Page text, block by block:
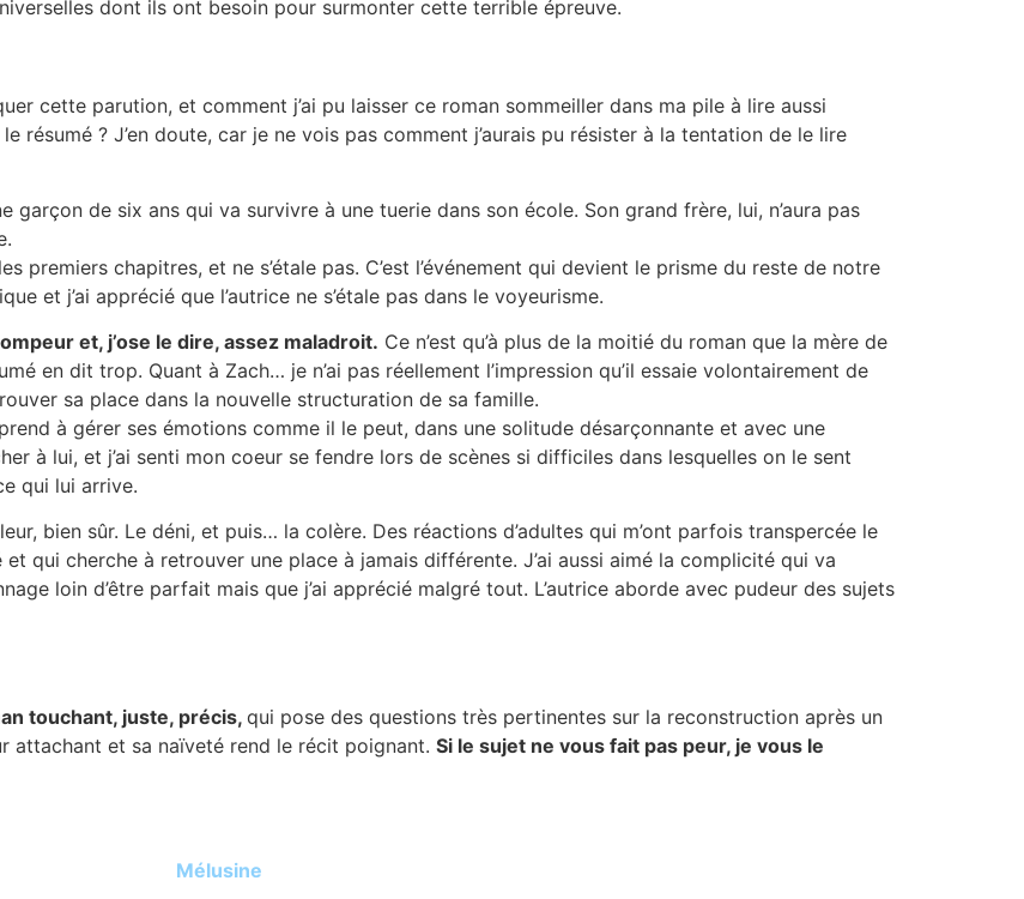
dont ils ont besoin pour surmonter cette terrible épreuve.
cette parution, et comment j’ai pu laisser ce roman sommeiller dans ma pile à lire aussi
résumé ? J’en doute, car je ne vois pas comment j’aurais pu résister à la tentation de le lire
garçon de six ans qui va survivre à une tuerie dans son école. Son grand frère, lui, n’aura pas
premiers chapitres, et ne s’étale pas. C’est l’événement qui devient le prisme du reste de notre
et j’ai apprécié que l’autrice ne s’étale pas dans le voyeurisme.
et, j’ose le dire, assez maladroit. Ce n’est qu’à plus de la moitié du roman que la mère de
en dit trop. Quant à Zach… je n’ai pas réellement l’impression qu’il essaie volontairement de
sa place dans la nouvelle structuration de sa famille.
à gérer ses émotions comme il le peut, dans une solitude désarçonnante et avec une
à lui, et j’ai senti mon coeur se fendre lors de scènes si difficiles dans lesquelles on le sent
qui lui arrive.
bien sûr. Le déni, et puis… la colère. Des réactions d’adultes qui m’ont parfois transpercée le
qui cherche à retrouver une place à jamais différente. J’ai aussi aimé la complicité qui va
loin d’être parfait mais que j’ai apprécié malgré tout. L’autrice aborde avec pudeur des sujets
touchant, juste, précis, qui pose des questions très pertinentes sur la reconstruction après un
attachant et sa naïveté rend le récit poignant. Si le sujet ne vous fait pas peur, je vous le
Mélusine